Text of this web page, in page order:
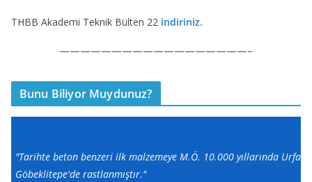
THBB Akademi Teknik Bülten 22 indiriniz.
——————————————————–
Bunu Biliyor Muydunuz?
"Tarihte beton benzeri ilk malzemeye M.Ö. 10.000 yıllarında Urfa
Göbeklitepe'de rastlanmıştır."